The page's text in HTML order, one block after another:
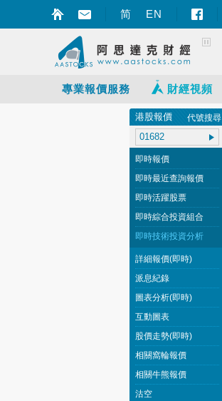
简 EN
專業報價服務 財經視頻
港股報價 代號搜尋
即時報價
即時最近查詢報價
即時活躍股票
即時綜合投資組合
即時技術投資分析
詳細報價(即時)
派息紀錄
圖表分析(即時)
互動圖表
股價走勢(即時)
相關窩輪報價
相關牛熊報價
沽空